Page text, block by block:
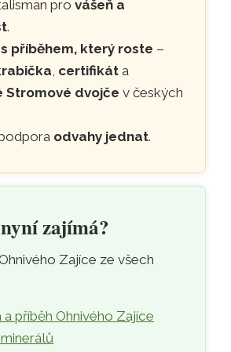
pro vášeň a
.
příběhem, který roste –
certifikáta
Stromové dvojče v českých
odvahy jednat.
zajímá?
Zajíce ze všech
příběh Ohnivého Zajíce